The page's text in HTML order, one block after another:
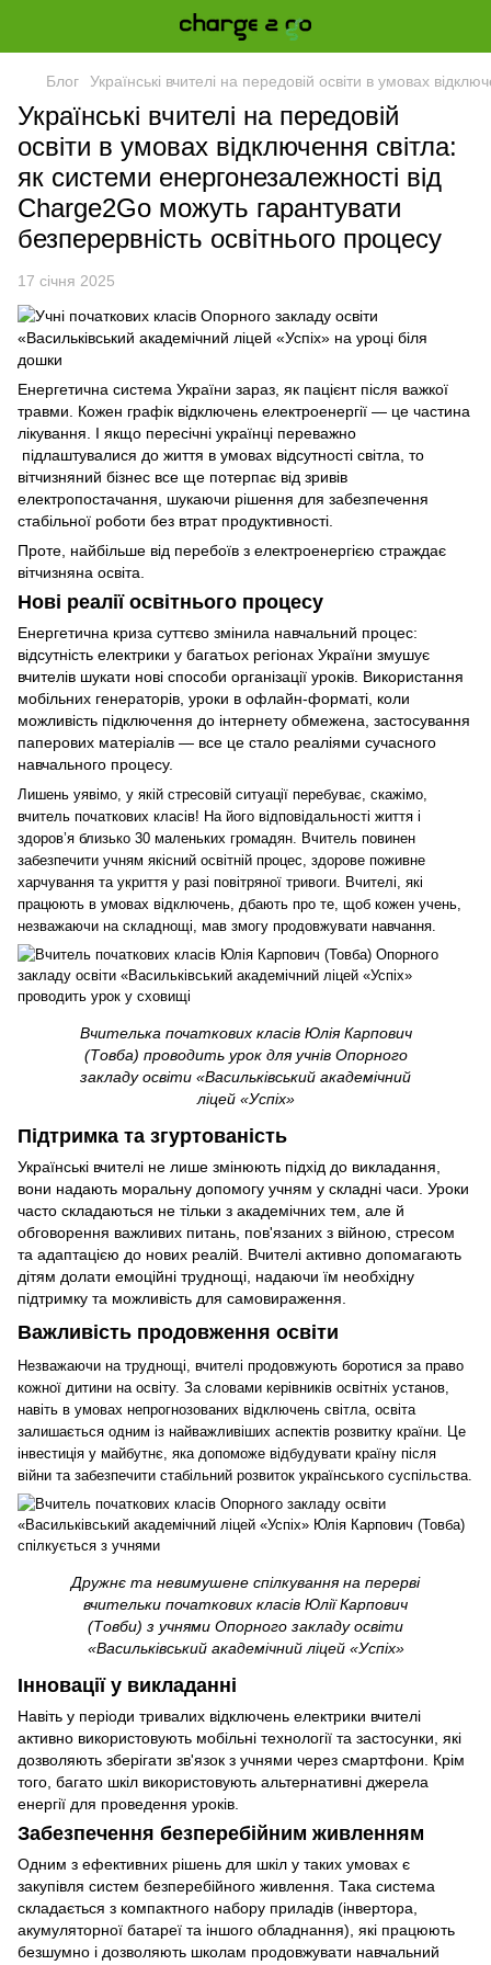
Блог Українські вчителі на передовій освіти в умовах
Українські вчителі на передовій
освіти в умовах відключення світла:
як системи енергонезалежності від
Charge2Go можуть гарантувати
безперервність освітнього процесу
17 січня 2025
Енергетична система України зараз, як пацієнт після важкої
травми. Кожен графік відключень електроенергії — це частина
лікування. І якщо пересічні українці переважно
підлаштувалися до життя в умовах відсутності світла, то
вітчизняний бізнес все ще потерпає від зривів
електропостачання, шукаючи рішення для забезпечення
стабільної роботи без втрат продуктивності.
Проте, найбільше від перебоїв з електроенергією страждає
вітчизняна освіта.
Нові реалії освітнього процесу
Енергетична криза суттєво змінила навчальний процес:
відсутність електрики у багатьох регіонах України змушує
вчителів шукати нові способи організації уроків. Використання
мобільних генераторів, уроки в офлайн-форматі, коли
можливість підключення до інтернету обмежена, застосування
паперових матеріалів — все це стало реаліями сучасного
навчального процесу.
Лишень уявімо, у якій стресовій ситуації перебуває, скажімо,
вчитель початкових класів! На його відповідальності життя і
здоров’я близько 30 маленьких громадян. Вчитель повинен
забезпечити учням якісний освітній процес, здорове поживне
харчування та укриття у разі повітряної тривоги. Вчителі, які
працюють в умовах відключень, дбають про те, щоб кожен учень,
незважаючи на складнощі, мав змогу продовжувати навчання.
Вчителька початкових класів Юлія Карпович
(Товба) проводить урок для учнів Опорного
закладу освіти «Васильківський академічний
ліцей «Успіх»
Підтримка та згуртованість
Українські вчителі не лише змінюють підхід до викладання,
вони надають моральну допомогу учням у складні часи. Уроки
часто складаються не тільки з академічних тем, але й
обговорення важливих питань, пов'язаних з війною, стресом
та адаптацією до нових реалій. Вчителі активно допомагають
дітям долати емоційні труднощі, надаючи їм необхідну
підтримку та можливість для самовираження.
Важливість продовження освіти
Незважаючи на труднощі, вчителі продовжують боротися за право
кожної дитини на освіту. За словами керівників освітніх установ,
навіть в умовах непрогнозованих відключень світла, освіта
залишається одним із найважливіших аспектів розвитку країни. Це
інвестиція у майбутнє, яка допоможе відбудувати країну після
війни та забезпечити стабільний розвиток українського суспільства.
Дружнє та невимушене спілкування на перерві
вчительки початкових класів Юлії Карпович
(Товби) з учнями Опорного закладу освіти
«Васильківський академічний ліцей «Успіх»
Інновації у викладанні
Навіть у періоди тривалих відключень електрики вчителі
активно використовують мобільні технології та застосунки, які
дозволяють зберігати зв'язок з учнями через смартфони. Крім
того, багато шкіл використовують альтернативні джерела
енергії для проведення уроків.
Забезпечення безперебійним живленням
Одним з ефективних рішень для шкіл у таких умовах є
закупівля систем безперебійного живлення. Така система
складається з компактного набору приладів (інвертора,
акумуляторної батареї та іншого обладнання), які працюють
безшумно і дозволяють школам продовжувати навчальний